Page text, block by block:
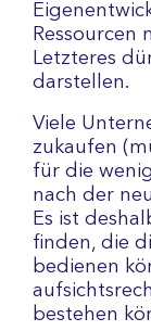
Ressourcen
Letzteres
darstellen.
Viele
zukaufen
für die
nach der
Es ist
finden, die
bedienen
bestehen